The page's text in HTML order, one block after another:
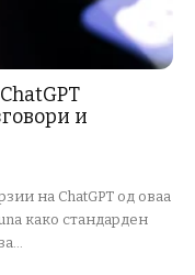
и
на ChatGPT од оваа
како стандарден